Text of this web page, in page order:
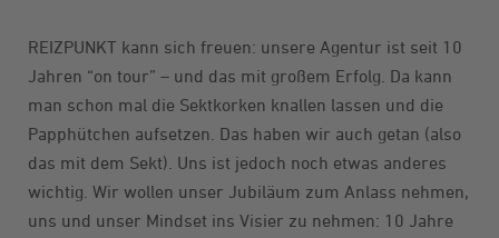
REIZPUNKT kann sich freuen: unsere Agentur ist seit 10
Jahren “on tour” – und das mit großem Erfolg. Da kann
man schon mal die Sektkorken knallen lassen und die
Papphütchen aufsetzen. Das haben wir auch getan (also
das mit dem Sekt). Uns ist jedoch noch etwas anderes
wichtig. Wir wollen unser Jubiläum zum Anlass nehmen,
uns und unser Mindset ins Visier zu nehmen: 10 Jahre